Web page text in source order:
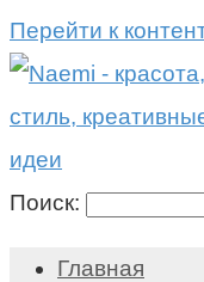
Перейти к
Поиск:
Главная